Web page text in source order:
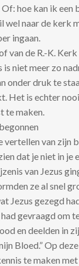
hoe kan ik een
wel naar de kerk
ingaan.
van de R.-K.
is niet meer zo
onder druk te
Het is echter
te maken.
vertellen van zijn
dat je niet in je
van Jezus
ze al snel
Jezus gezegd
gevraagd om
en deelden in
Bloed.” Op
te maken